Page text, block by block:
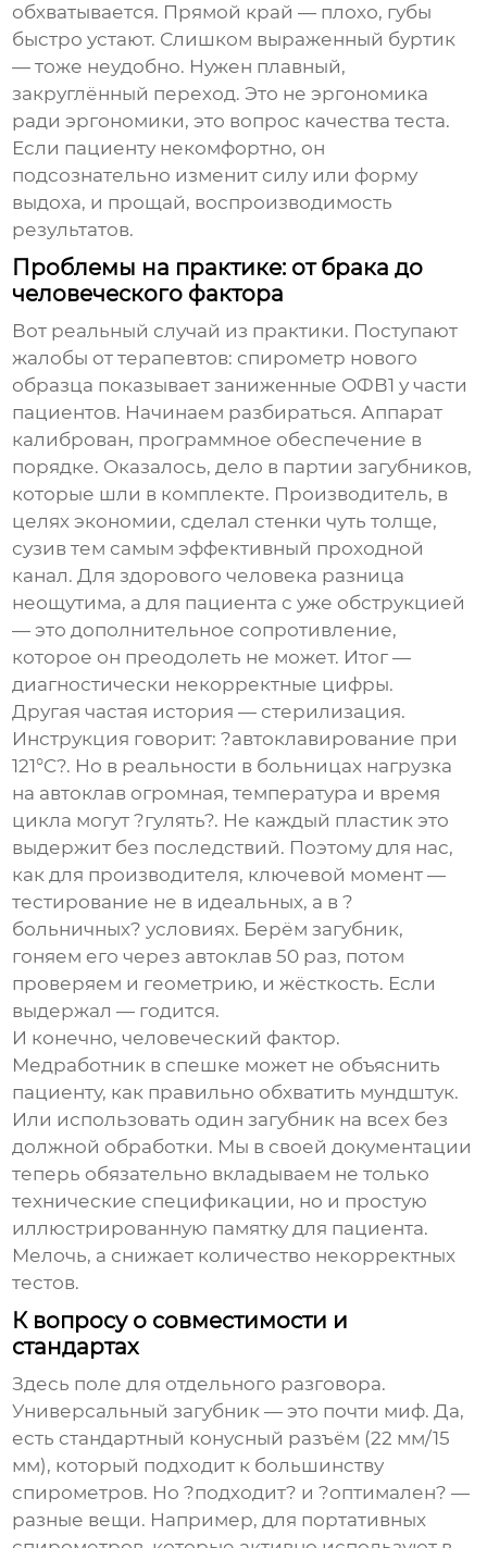
обхватывается. Прямой край — плохо, губы
быстро устают. Слишком выраженный буртик
— тоже неудобно. Нужен плавный,
закруглённый переход. Это не эргономика
ради эргономики, это вопрос качества теста.
Если пациенту некомфортно, он
подсознательно изменит силу или форму
выдоха, и прощай, воспроизводимость
результатов.
Проблемы на практике: от брака до
человеческого фактора
Вот реальный случай из практики. Поступают
жалобы от терапевтов: спирометр нового
образца показывает заниженные ОФВ1 у части
пациентов. Начинаем разбираться. Аппарат
калиброван, программное обеспечение в
порядке. Оказалось, дело в партиизагубников,
которые шли в комплекте. Производитель, в
целях экономии, сделал стенки чуть толще,
сузив тем самым эффективный проходной
канал. Для здорового человека разница
неощутима, а для пациента с уже обструкцией
— это дополнительное сопротивление,
которое он преодолеть не может. Итог —
диагностически некорректные цифры.
Другая частая история — стерилизация.
Инструкция говорит: ?автоклавирование при
121°C?. Но в реальности в больницах нагрузка
на автоклав огромная, температура и время
цикла могут ?гулять?. Не каждый пластик это
выдержит без последствий. Поэтому для нас,
как для производителя, ключевой момент —
тестирование не в идеальных, а в ?
больничных? условиях. Берём загубник,
гоняем его через автоклав 50 раз, потом
проверяем и геометрию, и жёсткость. Если
выдержал — годится.
И конечно, человеческий фактор.
Медработник в спешке может не объяснить
пациенту, как правильно обхватить мундштук.
Или использовать одинзагубник на всех без
должной обработки. Мы в своей документации
теперь обязательно вкладываем не только
технические спецификации, но и простую
иллюстрированную памятку для пациента.
Мелочь, а снижает количество некорректных
тестов.
К вопросу о совместимости и
стандартах
Здесь поле для отдельного разговора.
Универсальный загубник — это почти миф. Да,
есть стандартный конусный разъём (22 мм/15
мм), который подходит к большинству
спирометров. Но ?подходит? и ?оптимален? —
разные вещи. Например, для портативных